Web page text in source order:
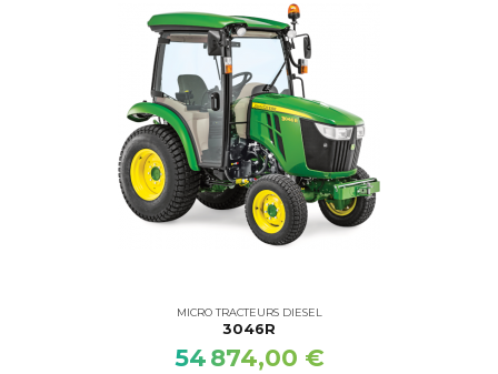
MICRO TRACTEURS DIESEL
3046R
54 874,00 €